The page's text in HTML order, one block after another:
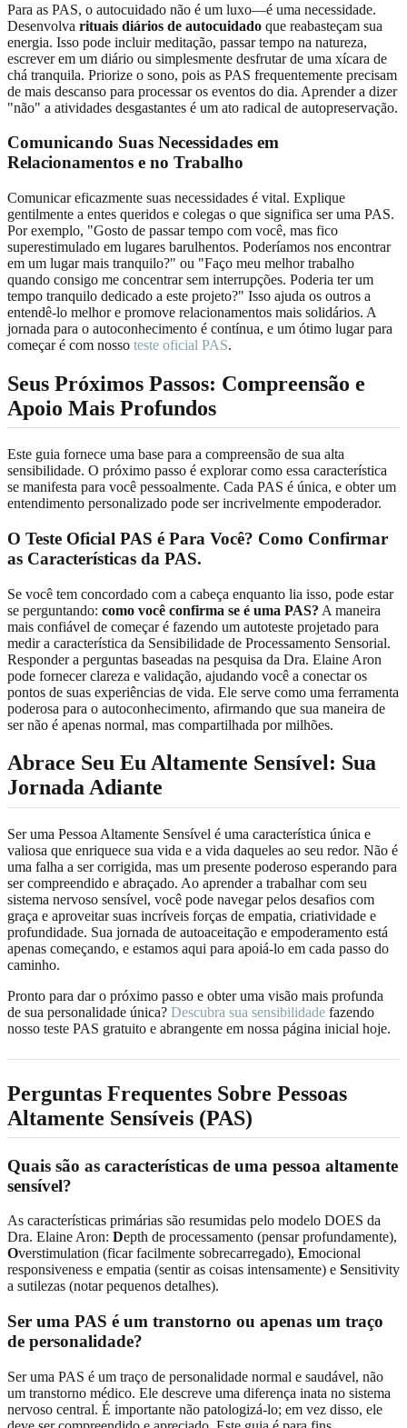
Para as PAS, o autocuidado não é um luxo—é uma necessidade.
Desenvolva rituais diários de autocuidado que reabasteçam sua
energia. Isso pode incluir meditação, passar tempo na natureza,
escrever em um diário ou simplesmente desfrutar de uma xícara de
chá tranquila. Priorize o sono, pois as PAS frequentemente precisam
de mais descanso para processar os eventos do dia. Aprender a dizer
"não" a atividades desgastantes é um ato radical de autopreservação.
Comunicando Suas Necessidades em
Relacionamentos e no Trabalho
Comunicar eficazmente suas necessidades é vital. Explique
gentilmente a entes queridos e colegas o que significa ser uma PAS.
Por exemplo, "Gosto de passar tempo com você, mas fico
superestimulado em lugares barulhentos. Poderíamos nos encontrar
em um lugar mais tranquilo?" ou "Faço meu melhor trabalho
quando consigo me concentrar sem interrupções. Poderia ter um
tempo tranquilo dedicado a este projeto?" Isso ajuda os outros a
entendê-lo melhor e promove relacionamentos mais solidários. A
jornada para o autoconhecimento é contínua, e um ótimo lugar para
começar é com nosso teste oficial PAS.
Seus Próximos Passos: Compreensão e
Apoio Mais Profundos
Este guia fornece uma base para a compreensão de sua alta
sensibilidade. O próximo passo é explorar como essa característica
se manifesta para você pessoalmente. Cada PAS é única, e obter um
entendimento personalizado pode ser incrivelmente empoderador.
O Teste Oficial PAS é Para Você? Como Confirmar
as Características da PAS.
Se você tem concordado com a cabeça enquanto lia isso, pode estar
se perguntando: como você confirma se é uma PAS? A maneira
mais confiável de começar é fazendo um autoteste projetado para
medir a característica da Sensibilidade de Processamento Sensorial.
Responder a perguntas baseadas na pesquisa da Dra. Elaine Aron
pode fornecer clareza e validação, ajudando você a conectar os
pontos de suas experiências de vida. Ele serve como uma ferramenta
poderosa para o autoconhecimento, afirmando que sua maneira de
ser não é apenas normal, mas compartilhada por milhões.
Abrace Seu Eu Altamente Sensível: Sua
Jornada Adiante
Ser uma Pessoa Altamente Sensível é uma característica única e
valiosa que enriquece sua vida e a vida daqueles ao seu redor. Não é
uma falha a ser corrigida, mas um presente poderoso esperando para
ser compreendido e abraçado. Ao aprender a trabalhar com seu
sistema nervoso sensível, você pode navegar pelos desafios com
graça e aproveitar suas incríveis forças de empatia, criatividade e
profundidade. Sua jornada de autoaceitação e empoderamento está
apenas começando, e estamos aqui para apoiá-lo em cada passo do
caminho.
Pronto para dar o próximo passo e obter uma visão mais profunda
de sua personalidade única? Descubra sua sensibilidade fazendo
nosso teste PAS gratuito e abrangente em nossa página inicial hoje.
Perguntas Frequentes Sobre Pessoas
Altamente Sensíveis (PAS)
Quais são as características de uma pessoa altamente
sensível?
As características primárias são resumidas pelo modelo DOES da
Dra. Elaine Aron: Depth de processamento (pensar profundamente),
Overstimulation (ficar facilmente sobrecarregado), Emocional
responsiveness e empatia (sentir as coisas intensamente) e Sensitivity
a sutilezas (notar pequenos detalhes).
Ser uma PAS é um transtorno ou apenas um traço
de personalidade?
Ser uma PAS é um traço de personalidade normal e saudável, não
um transtorno médico. Ele descreve uma diferença inata no sistema
nervoso central. É importante não patologizá-lo; em vez disso, ele